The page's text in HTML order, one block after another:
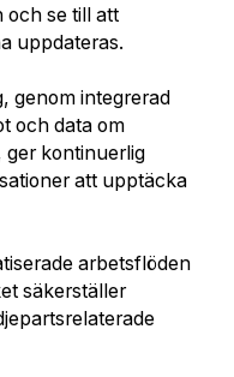
och se till att
uppdateras.
genom integrerad
och data om
ger kontinuerlig
att upptäcka
arbetsflöden
säkerställer